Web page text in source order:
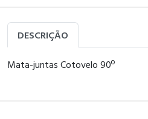
DESCRIÇÃO
Mata-juntas Cotovelo 90º